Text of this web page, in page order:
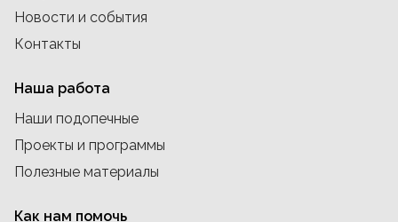
Новости и события
Контакты
Наша работа
Наши подопечные
Проекты и программы
Полезные материалы
Как нам помочь